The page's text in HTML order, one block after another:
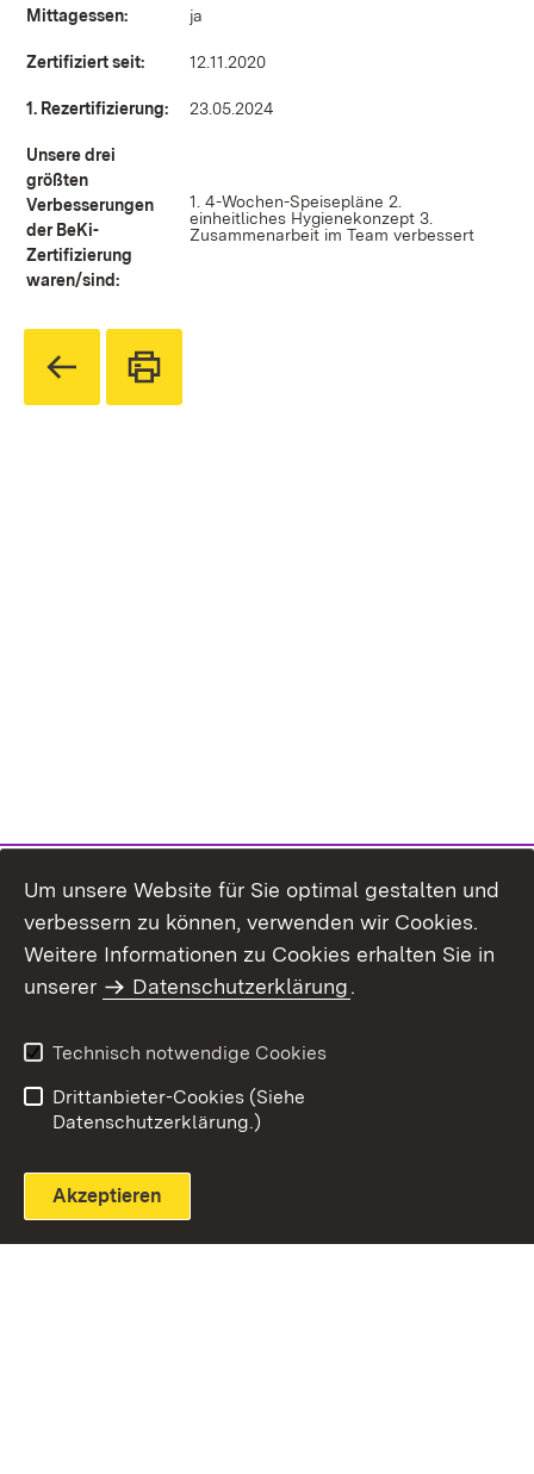
Mittagessen: ja
Zertifiziert seit: 12.11.2020
1. Rezertifizierung: 23.05.2024
Unsere drei
größten
Verbesserungen
der BeKi-
Zertifizierung
waren/sind:
1. 4-Wochen-Speisepläne 2.
einheitliches Hygienekonzept 3.
Zusammenarbeit im Team verbessert
Themenübersicht
Um unsere Website für Sie optimal gestalten und
verbessern zu können, verwenden wir Cookies.
Weitere Informationen zu Cookies erhalten Sie in
unserer
Datenschutzerklärung.
Technisch notwendige Cookies
Drittanbieter-Cookies (Siehe
Datenschutzerklärung.)
Akzeptieren